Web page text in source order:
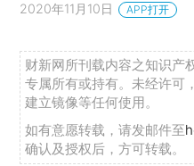
2020年11月10日 APP打开
财新网所刊载内容之知识产
专属所有或持有。未经许可
建立镜像等任何使用。
如有意愿转载，请发邮件至
确认及授权后，方可转载。